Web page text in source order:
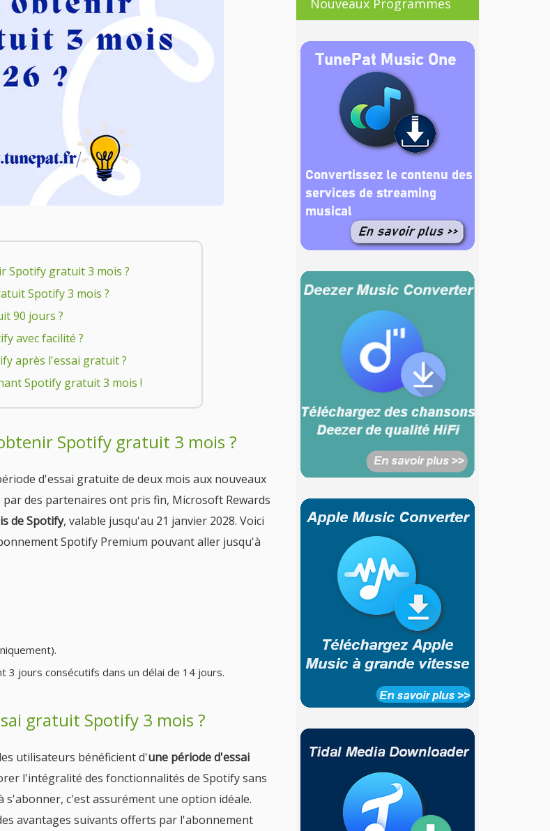
Spotify gratuit 3 mois ?
Spotify 3 mois ?
90 jours ?
avec facilité ?
après l'essai gratuit ?
Spotify gratuit 3 mois !
Spotify gratuit 3 mois ?
d'essai gratuite de deux mois aux nouveaux
des partenaires ont pris fin, Microsoft Rewards
de Spotify, valable jusqu'au 21 janvier 2028. Voici
Spotify Premium pouvant aller jusqu'à
3 jours consécutifs dans un délai de 14 jours.
gratuit Spotify 3 mois ?
utilisateurs bénéficient d'une période d'essai
l'intégralité des fonctionnalités de Spotify sans
c'est assurément une option idéale.
avantages suivants offerts par l'abonnement
Nouveaux Programmes